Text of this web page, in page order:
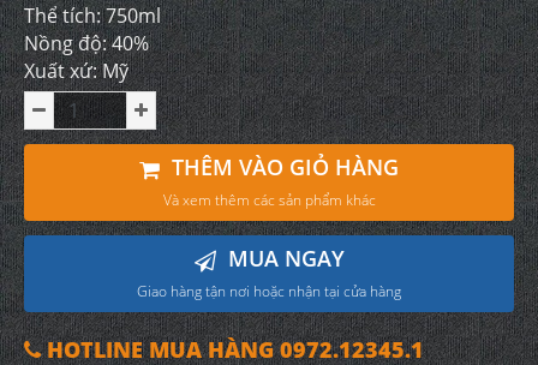
Thể tích: 750ml
Nồng độ: 40%
Xuất xứ: Mỹ
THÊM VÀO GIỎ HÀNG
Và xem thêm các sản phẩm khác
MUA NGAY
Giao hàng tận nơi hoặc nhận tại cửa hàng
HOTLINE MUA HÀNG 0972.12345.1